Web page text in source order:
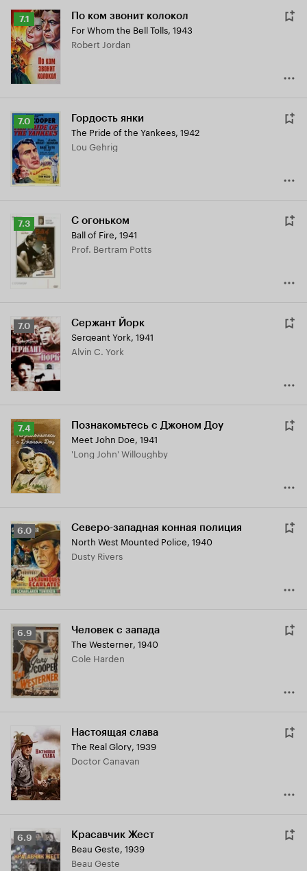
Рейтинг
Кинопоиска
7.1
7.1 По ком звонит колокол
For Whom the Bell Tolls, 1943
Robert Jordan
Рейтинг
Кинопоиска
7.0
7.0 Гордость янки
The Pride of the Yankees, 1942
Lou Gehrig
Рейтинг
Кинопоиска
7.3
7.3 С огоньком
Ball of Fire, 1941
Prof. Bertram Potts
Рейтинг
Кинопоиска
7.0
7.0 Сержант Йорк
Sergeant York, 1941
Alvin C. York
Рейтинг
Кинопоиска
7.4
7.4 Познакомьтесь с Джоном Доу
Meet John Doe, 1941
'Long John' Willoughby
Рейтинг
Кинопоиска
6.0
6.0 Северо-западная конная полиция
North West Mounted Police, 1940
Dusty Rivers
Рейтинг
Кинопоиска
6.9
6.9 Человек с запада
The Westerner, 1940
Cole Harden
Настоящая слава
The Real Glory, 1939
Doctor Canavan
Рейтинг
Кинопоиска
6.9
6.9 Красавчик Жест
Beau Geste, 1939
Beau Geste